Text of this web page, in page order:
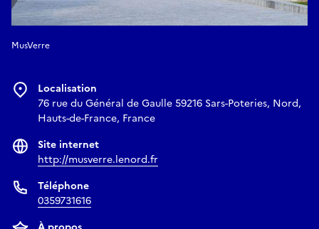
MusVerre
Localisation
76 rue du Général de Gaulle 59216 Sars-Poteries, Nord,
Hauts-de-France, France
Site internet
http://musverre.lenord.fr
Téléphone
0359731616